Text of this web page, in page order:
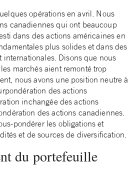
opérations en avril. Nous
canadiennes qui ont beaucoup
dans des actions américaines en
plus solides et dans des
internationales. Disons que nous
marchés aient remonté trop
nous avons une position neutre à
des actions
inchangée des actions
des actions canadiennes.
pondérer les obligations et
et de sources de diversification.
du portefeuille